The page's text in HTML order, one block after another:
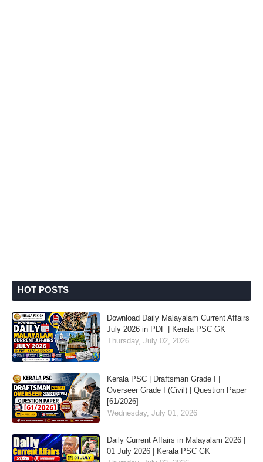
HOT POSTS
Download Daily Malayalam Current Affairs
July 2026 in PDF | Kerala PSC GK
Thursday, July 02, 2026
Kerala PSC | Draftsman Grade I |
Overseer Grade I (Civil) | Question Paper
[61/2026]
Wednesday, July 01, 2026
Daily Current Affairs in Malayalam 2026 |
01 July 2026 | Kerala PSC GK